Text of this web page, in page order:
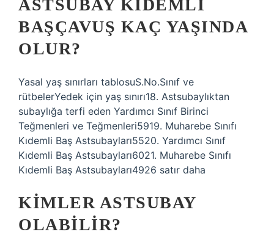
ASTSUBAY KIDEMLI
BAŞÇAVUŞ KAÇ YAŞINDA
OLUR?
Yasal yaş sınırları tablosuS.No.Sınıf ve
rütbelerYedek için yaş sınırı18. Astsubaylıktan
subaylığa terfi eden Yardımcı Sınıf Birinci
Teğmenleri ve Teğmenleri5919. Muharebe Sınıfı
Kıdemli Baş Astsubayları5520. Yardımcı Sınıf
Kıdemli Baş Astsubayları6021. Muharebe Sınıfı
Kıdemli Baş Astsubayları4926 satır daha
KIMLER ASTSUBAY
OLABILIR?